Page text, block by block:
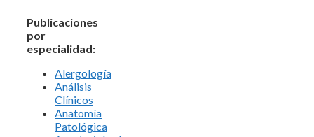
Publicaciones
por
especialidad:
Alergología
Análisis
Clínicos
Anatomía
Patológica